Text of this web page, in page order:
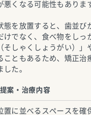
悪くなる可能性もありま
態を放置すると、歯並び
けでなく、食べ物をしっ
そしゃくしょうがい）」
こともあるため、矯正治
した。
案・治療内容
置に並べるスペースを確